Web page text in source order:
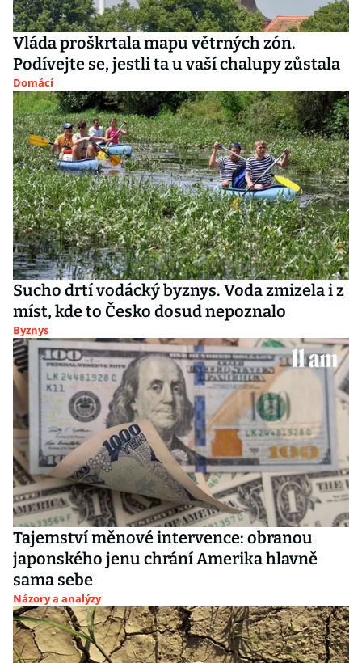
Vláda proškrtala mapu větrných zón.
Podívejte se, jestli ta u vaší chalupy zůstala
Domácí
Sucho drtí vodácký byznys. Voda zmizela i z
míst, kde to Česko dosud nepoznalo
Byznys
Tajemství měnové intervence: obranou
japonského jenu chrání Amerika hlavně
sama sebe
Názory a analýzy